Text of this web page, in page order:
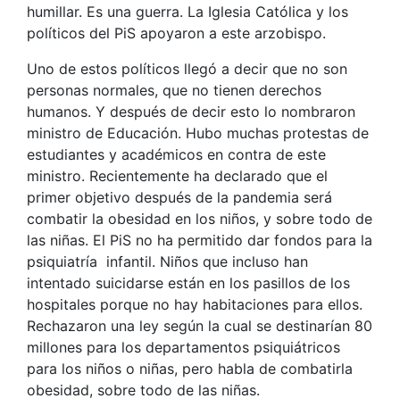
humillar. Es una guerra. La Iglesia Católica y los
políticos del PiS apoyaron a este arzobispo.
Uno de estos políticos llegó a decir que no son
personas normales, que no tienen derechos
humanos. Y después de decir esto lo nombraron
ministro de Educación. Hubo muchas protestas de
estudiantes y académicos en contra de este
ministro. Recientemente ha declarado que el
primer objetivo después de la pandemia será
combatir la obesidad en los niños, y sobre todo de
las niñas. El PiS no ha permitido dar fondos para la
psiquiatría infantil. Niños que incluso han
intentado suicidarse están en los pasillos de los
hospitales porque no hay habitaciones para ellos.
Rechazaron una ley según la cual se destinarían 80
millones para los departamentos psiquiátricos
para los niños o niñas, pero habla de combatirla
obesidad, sobre todo de las niñas.